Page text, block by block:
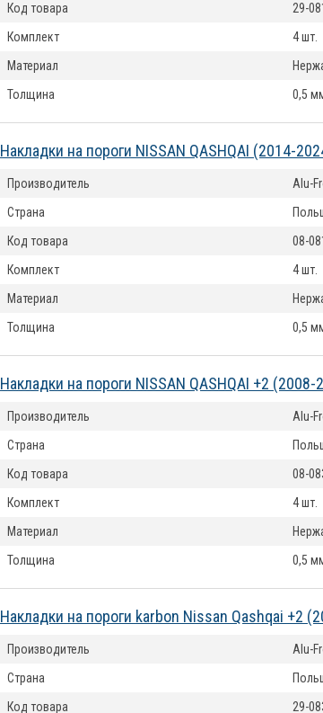
Код товара
29-
Комплект
4 шт.
Материал
Толщина
0,5
Накладки на пороги NISSAN QASHQAI (2014-
Производитель
Alu-
Страна
Код товара
08-
Комплект
4 шт.
Материал
Толщина
0,5
Накладки на пороги NISSAN QASHQAI +2
Производитель
Alu-
Страна
Код товара
08-
Комплект
4 шт.
Материал
Толщина
0,5
Накладки на пороги karbon Nissan Qashqai +2
Производитель
Alu-
Страна
Код товара
29-